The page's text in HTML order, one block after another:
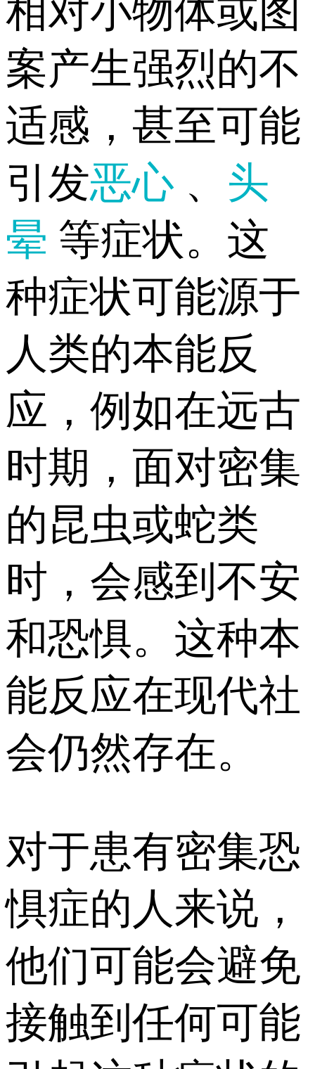
相对小物体或图
案产生强烈的不
适感，甚至可能
引发恶心 、 头
晕 等症状。这
种症状可能源于
人类的本能反
应，例如在远古
时期，面对密集
的昆虫或蛇类
时，会感到不安
和恐惧。这种本
能反应在现代社
会仍然存在。
对于患有密集恐
惧症的人来说，
他们可能会避免
接触到任何可能